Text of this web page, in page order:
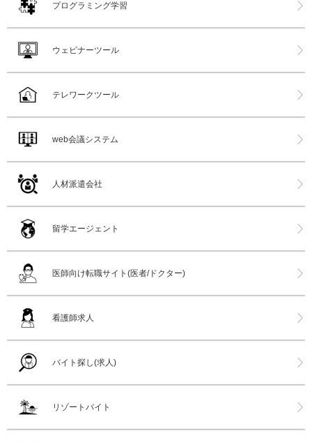
プログラミング学習
ウェビナーツール
テレワークツール
web会議システム
人材派遣会社
留学エージェント
医師向け転職サイト(医者/ドクター)
看護師求人
バイト探し(求人)
リゾートバイト